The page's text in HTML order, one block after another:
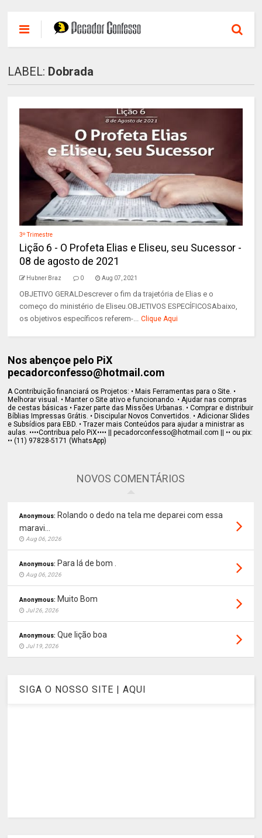
LABEL: Dobrada
3º Trimestre
Lição 6 - O Profeta Elias e Eliseu, seu Sucessor -
08 de agosto de 2021
Hubner Braz 0 Aug 07, 2021
OBJETIVO GERALDescrever o fim da trajetória de Elias e o
começo do ministério de Eliseu.OBJETIVOS ESPECÍFICOSAbaixo,
os objetivos específicos referem-... Clique Aqui
Nos abençoe pelo PiX
pecadorconfesso@hotmail.com
A Contribuição financiará os Projetos: • Mais Ferramentas para o Site. •
Melhorar visual. • Manter o Site ativo e funcionando. • Ajudar nas compras
de cestas básicas • Fazer parte das Missões Urbanas. • Comprar e distribuir
Bíblias Impressas Grátis. • Discipular Novos Convertidos. • Adicionar Slides
e Subsídios para EBD. • Trazer mais Conteúdos para ajudar a ministrar as
aulas. ••••Contribua pelo PiX•••• || pecadorconfesso@hotmail.com || •• ou pix:
•• (11) 97828-5171 (WhatsApp)
NOVOS COMENTÁRIOS
Anonymous: Rolando o dedo na tela me deparei com essa
maravi...
Aug 06, 2026
Anonymous: Para lá de bom .
Aug 06, 2026
Anonymous: Muito Bom
Jul 26, 2026
Anonymous: Que lição boa
Jul 19, 2026
SIGA O NOSSO SITE | AQUI